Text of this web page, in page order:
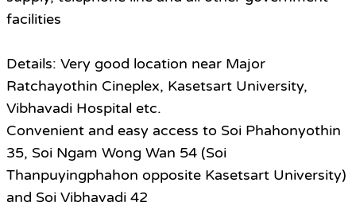
facilities
Details: Very good location near Major
Ratchayothin Cineplex, Kasetsart University,
Vibhavadi Hospital etc.
Convenient and easy access to Soi Phahonyothin
35, Soi Ngam Wong Wan 54 (Soi
Thanpuyingphahon opposite Kasetsart University)
and Soi Vibhavadi 42